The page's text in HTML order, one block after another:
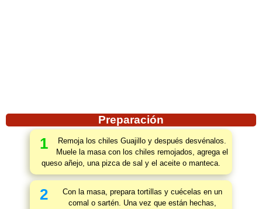
Preparación
1
Remoja los chiles Guajillo y después desvénalos.
Muele la masa con los chiles remojados, agrega el
queso añejo, una pizca de sal y el aceite o manteca.
2
Con la masa, prepara tortillas y cuécelas en un
comal o sartén. Una vez que están hechas,